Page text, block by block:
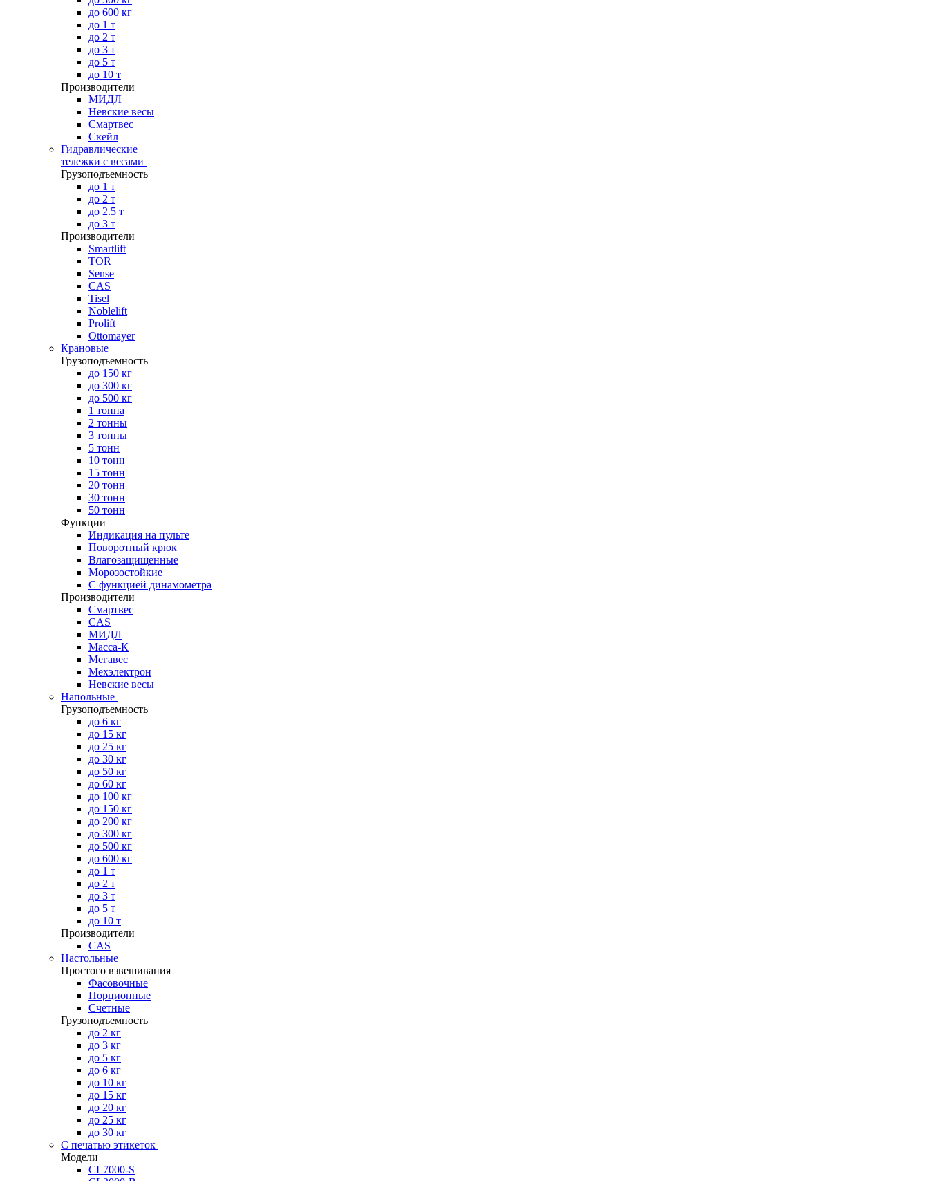
до 600 кг
до 1 т
до 2 т
до 3 т
до 5 т
до 10 т
Производители
МИДЛ
Невские весы
Смартвес
Скейл
Гидравлические
тележки с весами
Грузоподъемность
до 1 т
до 2 т
до 2.5 т
до 3 т
Производители
Smartlift
TOR
Sense
CAS
Tisel
Noblelift
Prolift
Ottomayer
Крановые
Грузоподъемность
до 150 кг
до 300 кг
до 500 кг
1 тонна
2 тонны
3 тонны
5 тонн
10 тонн
15 тонн
20 тонн
30 тонн
50 тонн
Функции
Индикация на пульте
Поворотный крюк
Влагозащищенные
Морозостойкие
С функцией динамометра
Производители
Смартвес
CAS
МИДЛ
Масса-К
Мегавес
Мехэлектрон
Невские весы
Напольные
Грузоподъемность
до 6 кг
до 15 кг
до 25 кг
до 30 кг
до 50 кг
до 60 кг
до 100 кг
до 150 кг
до 200 кг
до 300 кг
до 500 кг
до 600 кг
до 1 т
до 2 т
до 3 т
до 5 т
до 10 т
Производители
CAS
Настольные
Простого взвешивания
Фасовочные
Порционные
Счетные
Грузоподъемность
до 2 кг
до 3 кг
до 5 кг
до 6 кг
до 10 кг
до 15 кг
до 20 кг
до 25 кг
до 30 кг
С печатью этикеток
Модели
CL7000-S